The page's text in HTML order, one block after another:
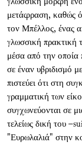
μετάφραση, καθώς
τον Μπέλλος, ένας
γλωσσική πρακτική
μέσα από την οποία
σε έναν υβριδισμό
πιστεύει ότι στη
γραμματική των
συγχωνεύονται σε
τελείως δική του
"Ευρωλαλιά" στην